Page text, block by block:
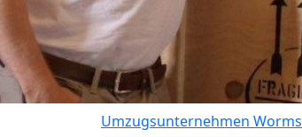
Umzugsunternehmen Worms